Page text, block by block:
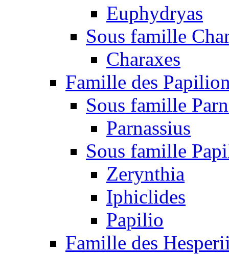
Euphydryas
Sous famille
Charaxes
Famille des
Sous famille
Parnassius
Sous famille
Zerynthia
Iphiclides
Papilio
Famille des